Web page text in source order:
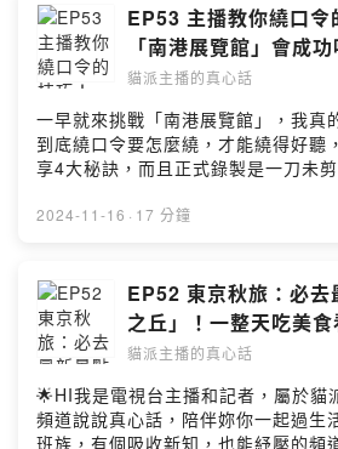
壓的頻道。🐈貓派主播粉絲團
https://www.facebook.com/
播好聲音，喵喵喵
https://vocus.cc/pay/salon/once/
13036c5?
n🐈合作邀約｜
Firstory Hosting
EP53 主播教你繞口令
「南港展覽館」會成功
貓派主播的真心話
一早就來挑戰「南港展覽館」，我真
到底繞口令要怎麼繞，才能繞得好聽
享4大秘訣，而且正式錄製是一刀未
當繞口令達人！HI我是電視台主播和
派主播粉絲團 https://
播好聲音，喵喵喵
https://vocus.cc/pay/salon/once/
13036c5?
n🐈合作邀約｜
2024-11-16 · 17 分鐘
EP52 東京秋旅：必去
之丘」！一整天吃美食
貓派主播的真心話
🌟HI我是電視台主播和記者，屬於貓
頻道說說真心話，陪伴妳你一起過生
班族，有個吸收新知，也能紓壓的頻